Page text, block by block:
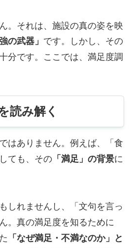
。それは、施設の真の姿を映
の武器」 です。しかし、その
分です。ここでは、満足度調
読み解く
はありません。例えば、「食
ても、その 「満足」の背景に
しれませんし、「文句を言っ
。真の満足度を知るために
「なぜ満足・不満なのか」と